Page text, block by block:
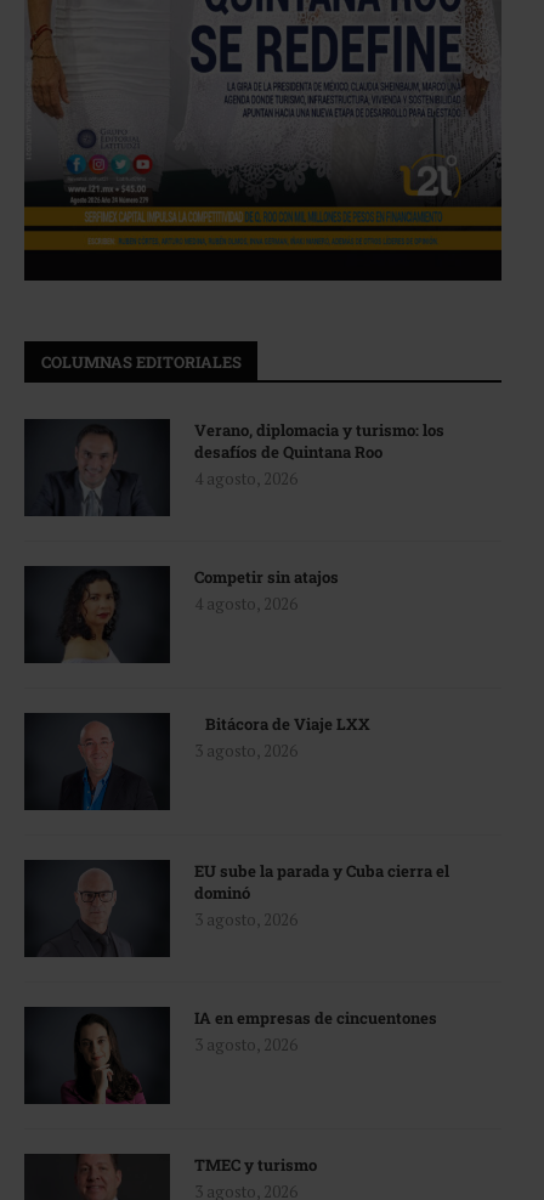
COLUMNAS EDITORIALES
Verano, diplomacia y turismo: los
desafíos de Quintana Roo
4 agosto, 2026
Competir sin atajos
4 agosto, 2026
Bitácora de Viaje LXX
3 agosto, 2026
EU sube la parada y Cuba cierra el
dominó
3 agosto, 2026
IA en empresas de cincuentones
3 agosto, 2026
TMEC y turismo
3 agosto, 2026